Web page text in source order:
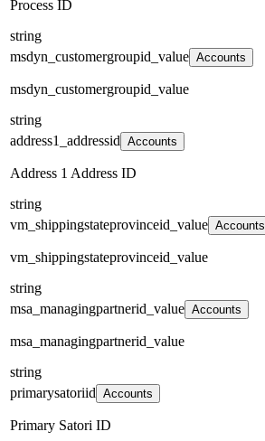
Process ID
string
msdyn_customergroupid_value Accounts
msdyn_customergroupid_value
string
address1_addressid Accounts
Address 1 Address ID
string
vm_shippingstateprovinceid_value Accounts
vm_shippingstateprovinceid_value
string
msa_managingpartnerid_value Accounts
msa_managingpartnerid_value
string
primarysatoriid Accounts
Primary Satori ID